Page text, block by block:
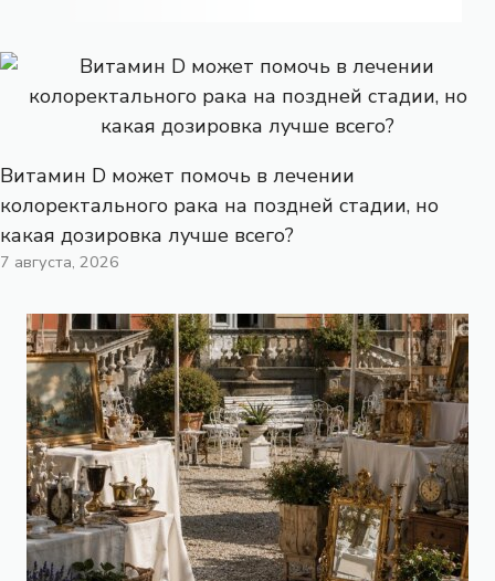
Витамин D может помочь в лечении
колоректального рака на поздней стадии, но
какая дозировка лучше всего?
7 августа, 2026